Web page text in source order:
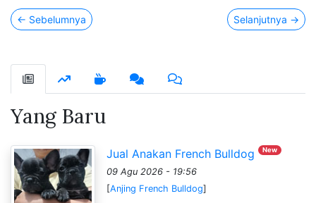
← Sebelumnya Selanjutnya →
Yang Baru
Jual Anakan French Bulldog New
09 Agu 2026 - 19:56
[Anjing French Bulldog]